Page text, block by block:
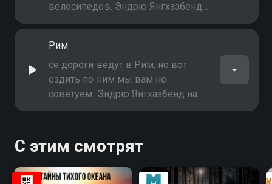
велосипедов. Эндрю Янгхазбенд
научится лавировать в этом
безумнейшие перекрёстки,
джипы и грузовики
Рим
се дороги ведут в Рим, но вот
ездить по ним мы вам не
советуем. Эндрю Янгхазбенд на
себе проверил, насколько сложно
города
С этим смотрят